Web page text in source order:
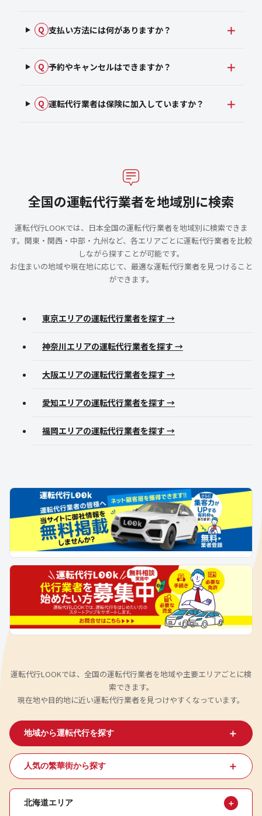
Q 支払い方法には何がありますか？
Q 予約やキャンセルはできますか？
Q 運転代行業者は保険に加入していますか？
全国の運転代行業者を地域別に検索
運転代行LOOKでは、日本全国の運転代行業者を地域別に検索できま
す。関東・関西・中部・九州など、各エリアごとに運転代行業者を比較
しながら探すことが可能です。
お住まいの地域や現在地に応じて、最適な運転代行業者を見つけること
ができます。
東京エリアの運転代行業者を探す →
神奈川エリアの運転代行業者を探す →
大阪エリアの運転代行業者を探す →
愛知エリアの運転代行業者を探す →
福岡エリアの運転代行業者を探す →
運転代行LOOKでは、全国の運転代行業者を地域や主要エリアごとに検
索できます。
現在地や目的地に近い運転代行業者を見つけやすくなっています。
地域から運転代行を探す ＋
人気の繁華街から探す ＋
北海道エリア ＋